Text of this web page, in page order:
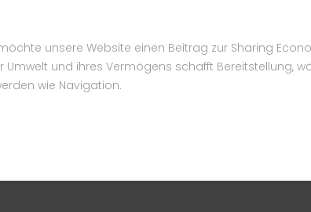
unsere Website einen Beitrag zur Sharing
und ihres Vermögens schafft Bereitstellung,
wie Navigation.